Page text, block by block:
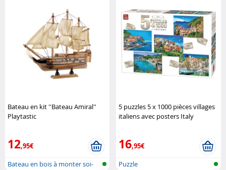
Bateau en kit ''Bateau Amiral''
Playtastic
12,95€
Bateau en bois à monter soi-
5 puzzles 5 x 1000 pièces villages
italiens avec posters Italy
16,95€
Puzzle